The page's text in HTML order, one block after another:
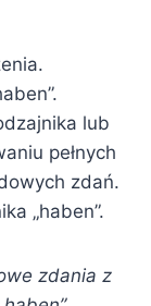
lub
pełnych
zdań.
„haben”.
zdania z